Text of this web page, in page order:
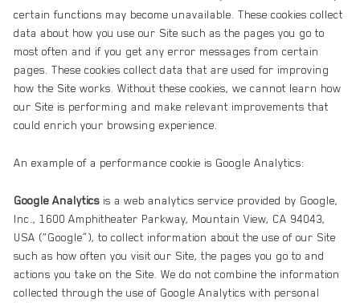
certain functions may become unavailable. These cookies collect
data about how you use our Site such as the pages you go to
most often and if you get any error messages from certain
pages. These cookies collect data that are used for improving
how the Site works. Without these cookies, we cannot learn how
our Site is performing and make relevant improvements that
could enrich your browsing experience.
An example of a performance cookie is Google Analytics:
Google Analytics is a web analytics service provided by Google,
Inc., 1600 Amphitheater Parkway, Mountain View, CA 94043,
USA (“Google”), to collect information about the use of our Site
such as how often you visit our Site, the pages you go to and
actions you take on the Site. We do not combine the information
collected through the use of Google Analytics with personal